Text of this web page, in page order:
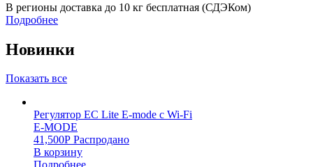
В регионы доставка до 10 кг бесплатная (СДЭКом)
Подробнее
Новинки
Показать все
Регулятор EC Lite E-mode c Wi-Fi
E-MODE
41,500Р Распродано
В корзину